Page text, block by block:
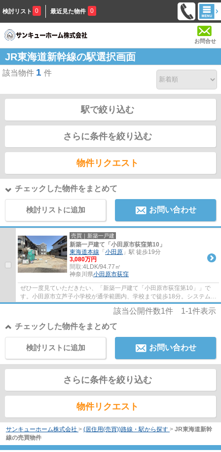
検討リスト 0 最近見た物件 0
お問合せ
JR東海道新幹線の駅選択画面
該当物件 1 件
駅で絞り込む
さらに条件を絞り込む
物件リクエスト
チェックした物件をまとめて
検討リストに追加 お問い合わせ
売買｜新築一戸建
新築一戸建て「小田原市荻窪第10」
東海道本線 「 小田原 」駅 徒歩19分
3,080万円
間取:4LDK/94.77㎡
神奈川県小田原市荻窪
ぜひ一度見ていただきたい、「新築一戸建て「小田原市荻窪第10」」で
す。小田原市立芦子小学校が通学範囲内、学校まで徒歩18分。システムキ
ッチン付きの物件です。複層ガラスなら遮音...
該当公開件数1件 1-1件表示
チェックした物件をまとめて
お問い合わせ
検討リストに追加
さらに条件を絞り込む
物件リクエスト
サンキューホーム株式会社 > (居住用(売買))路線・駅から探す > JR東海道新幹
線の売買物件